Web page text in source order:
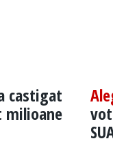
castigat
milioane